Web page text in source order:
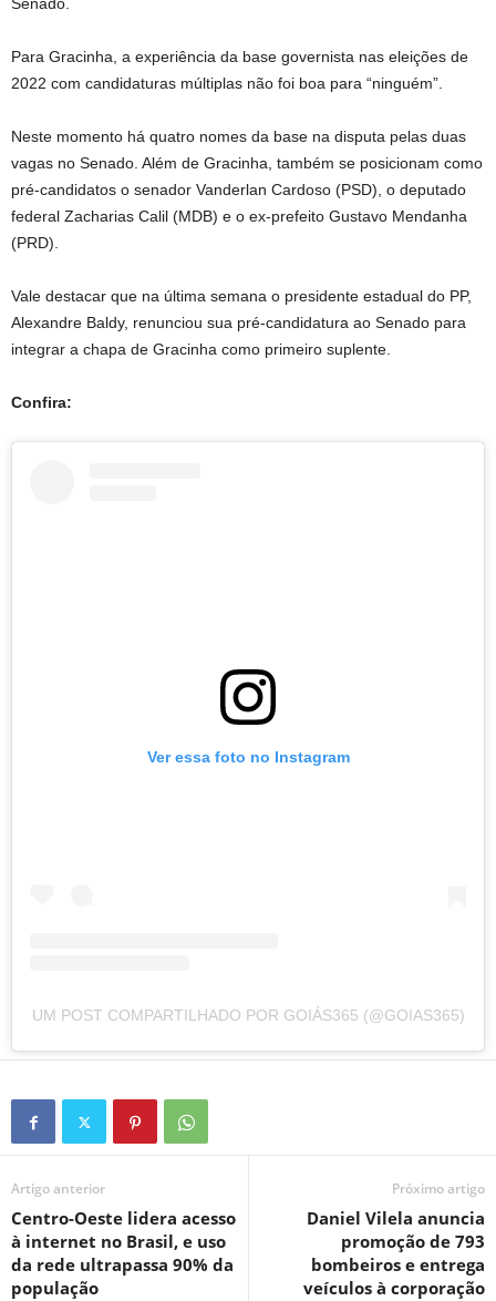
Para Gracinha, a experiência da base governista nas eleições de
2022 com candidaturas múltiplas não foi boa para “ninguém”.
Neste momento há quatro nomes da base na disputa pelas duas
vagas no Senado. Além de Gracinha, também se posicionam como
pré-candidatos o senador Vanderlan Cardoso (PSD), o deputado
federal Zacharias Calil (MDB) e o ex-prefeito Gustavo Mendanha
(PRD).
Vale destacar que na última semana o presidente estadual do PP,
Alexandre Baldy, renunciou sua pré-candidatura ao Senado para
integrar a chapa de Gracinha como primeiro suplente.
Confira:
Ver essa foto no Instagram
UM POST COMPARTILHADO POR GOIÁS365 (@GOIAS365)
Artigo anterior
Centro-Oeste lidera acesso
à internet no Brasil, e uso
da rede ultrapassa 90% da
população
Próximo artigo
Daniel Vilela anuncia
promoção de 793
bombeiros e entrega
veículos à corporação